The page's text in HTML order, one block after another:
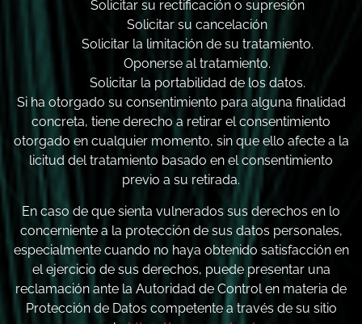
Solicitar su rectificación o supresión
Solicitar su cancelación
Solicitar la limitación de su tratamiento.
Oponerse al tratamiento.
Solicitar la portabilidad de los datos.
Si ha otorgado su consentimiento para alguna finalidad
concreta, tiene derecho a retirar el consentimiento
otorgado en cualquier momento, sin que ello afecte a la
licitud del tratamiento basado en el consentimiento
previo a su retirada.
En caso de que sienta vulnerados sus derechos en lo
concerniente a la protección de sus datos personales,
especialmente cuando no haya obtenido satisfacción en
el ejercicio de sus derechos, puede presentar una
reclamación ante la Autoridad de Control en materia de
Protección de Datos competente a través de su sitio